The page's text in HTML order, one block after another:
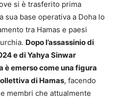
si è trasferito prima
sua base operativa a Doha lo
tra Hamas e paesi
Dopo l’assassinio di
e di Yahya Sinwar
è emerso come una figura
di Hamas, facendo
membri che attualmente